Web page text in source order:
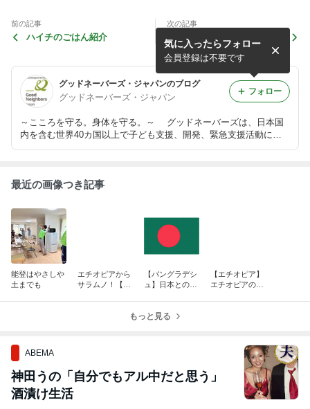
前の記事
ハイチのごはん紹介
次の記事
モザンビーク滞在記 海辺の
マーケットとパン屋さん
グッドネーバーズ・ジャパンのブログ
グッドネーバーズ・ジャパン
～こころを守る。身体を守る。～ グッドネーバーズは、日本国
内を含む世界40カ国以上で子ども支援、開発、緊急支援活動に取
気に入ったらフォロー
会員登録は不要です
フォロー
最近の画像つき記事
能登はやさしや
土までも
エチオピアから
サラムノ！【国
【バングラデシ
ュ】日本との意
【エチオピア】
エチオピアのク
もっと見る
ABEMA
神田うの「自分でもアル中だと思う」
酒漬け生活